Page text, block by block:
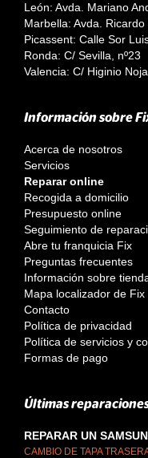
León: Avda. Mariano
Marbella: Avda.
Picassent: Calle Sor
Ronda: C/ Sevilla, nº23
Valencia: C/ Higinio
Información sobre
Acerca de nosotros
Servicios
Reparar online
Recogida a domicilio
Presupuesto online
Seguimiento de
Abre tu franquicia Fix
Preguntas frecuentes
Información sobre
Mapa localizador de Fix
Contacto
Política de privacidad
Política de servicios y
Formas de pago
Últimas reparaciones
REPARAR UN
CAMBIO DE TAPA